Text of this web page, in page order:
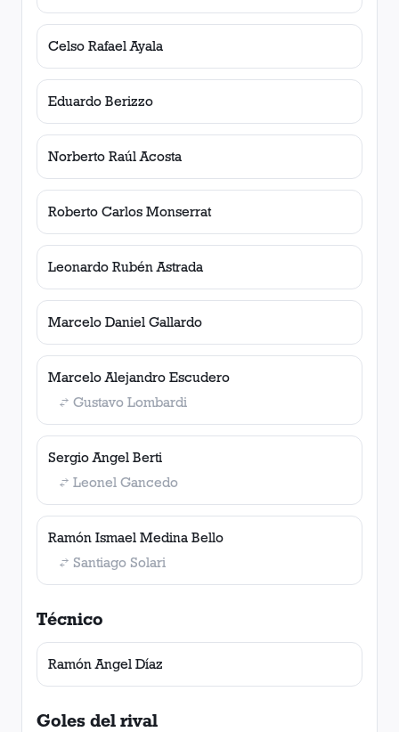
Celso Rafael Ayala
Eduardo Berizzo
Norberto Raúl Acosta
Roberto Carlos Monserrat
Leonardo Rubén Astrada
Marcelo Daniel Gallardo
Marcelo Alejandro Escudero
Gustavo Lombardi
Sergio Angel Berti
Leonel Gancedo
Ramón Ismael Medina Bello
Santiago Solari
Técnico
Ramón Angel Díaz
Goles del rival